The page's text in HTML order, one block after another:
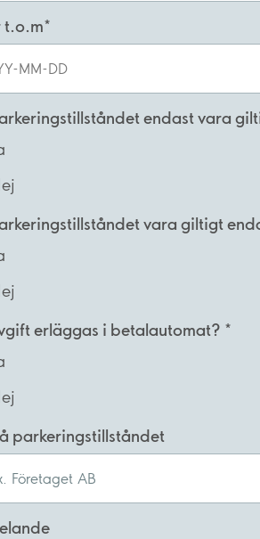
t.o.m
endast vara
vara giltigt
erläggas i betalautomat? *
parkeringstillståndet